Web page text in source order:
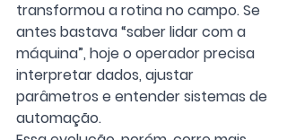
transformou a rotina no campo. Se
antes bastava “saber lidar com a
máquina”, hoje o operador precisa
interpretar dados, ajustar
parâmetros e entender sistemas de
automação.